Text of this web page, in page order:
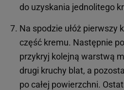
do uzyskania jednolitego
Na spodzie ułóż pierwszy
część kremu. Następnie
przykryj kolejną warstwą
drugi kruchy blat, a
po całej powierzchni.